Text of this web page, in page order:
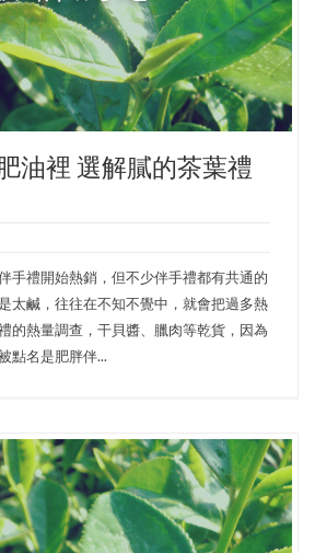
油裡 選解膩的茶葉禮
手禮開始熱銷，但不少伴手禮都有共通的
太鹹，往往在不知不覺中，就會把過多熱
的熱量調查，干貝醬、臘肉等乾貨，因為
點名是肥胖伴...